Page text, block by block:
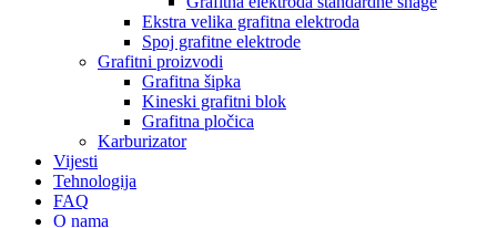
Ekstra velika grafitna elektroda
Spoj grafitne elektrode
Grafitni proizvodi
Grafitna šipka
Kineski grafitni blok
Grafitna pločica
Karburizator
Vijesti
Tehnologija
FAQ
O nama